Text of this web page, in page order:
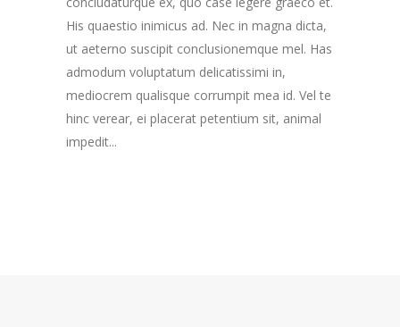
His quaestio inimicus ad. Nec in magna dicta,
ut aeterno suscipit conclusionemque mel. Has
admodum voluptatum delicatissimi in,
mediocrem qualisque corrumpit mea id. Vel te
hinc verear, ei placerat petentium sit, animal
impedit...